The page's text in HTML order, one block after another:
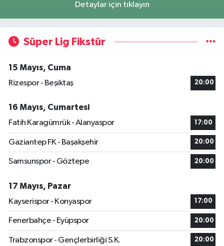
Detaylar için tıklayın
Süper Lig Fikstür
15 Mayıs, Cuma
Rizespor - Beşiktaş
20:00
16 Mayıs, Cumartesi
Fatih Karagümrük - Alanyaspor
17:00
Gaziantep FK - Başakşehir 20:00
Samsunspor - Göztepe 20:00
17 Mayıs, Pazar
Kayserispor - Konyaspor
17:00
Fenerbahçe - Eyüpspor 20:00
Trabzonspor - Gençlerbirliği S.K. 20:00